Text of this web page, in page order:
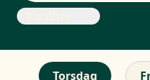
Torsdag